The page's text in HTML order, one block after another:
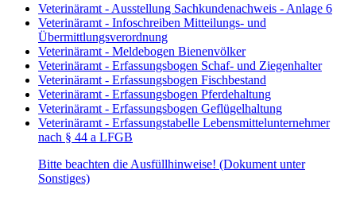
Veterinäramt - Ausstellung Sachkundenachweis - Anlage 6
Veterinäramt - Infoschreiben Mitteilungs- und
Übermittlungsverordnung
Veterinäramt - Meldebogen Bienenvölker
Veterinäramt - Erfassungsbogen Schaf- und Ziegenhalter
Veterinäramt - Erfassungsbogen Fischbestand
Veterinäramt - Erfassungsbogen Pferdehaltung
Veterinäramt - Erfassungsbogen Geflügelhaltung
Veterinäramt - Erfassungstabelle Lebensmittelunternehmer
nach § 44 a LFGB
Bitte beachten die Ausfüllhinweise! (Dokument unter
Sonstiges)